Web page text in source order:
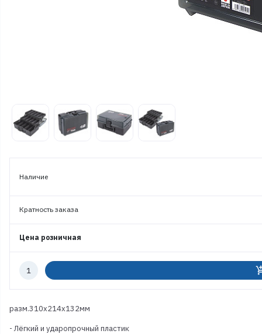
Наличие
Кратность заказа
Цена розничная
Количество
разм.310х214х132мм
- Лёгкий и ударопрочный пластик